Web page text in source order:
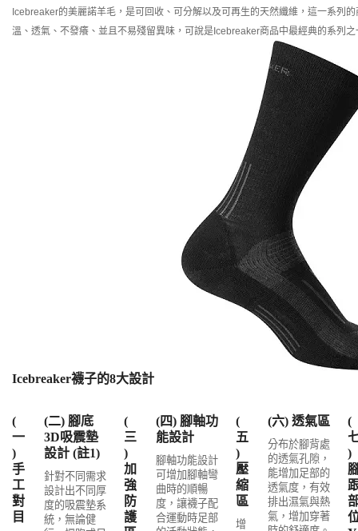
Icebreaker的美麗諾羊毛，是可回收、可分解以及可再生的天然纖維，這一系列
溫、透氣、不發癢、並且不易殘留異味，可說是Icebreaker商品中最經典的系列之
Icebreaker襪子的8大設計
(
一
)
手
工
對
目
(二) 腳底
3D吸震墊
設計 (註1)
針對不同需求
設計出不同厚
度的吸震墊系
統，無論健
(
三
)
加
強
防
護
(四) 腳軸功
能設計
腳軸功能設計
可增加腳軸彎
曲時的順暢
度，讓襪子配
合運動時足部
(
五
)
壓
縮
區
增
(六) 透氣區
分布於腳背處
的透氣孔隙，
能增加足部的
透氣度，有效
排出濕氣與熱
氣，增加穿著
(
)